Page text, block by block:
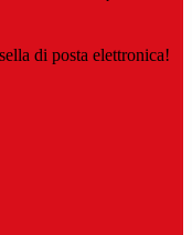
di posta elettronica!